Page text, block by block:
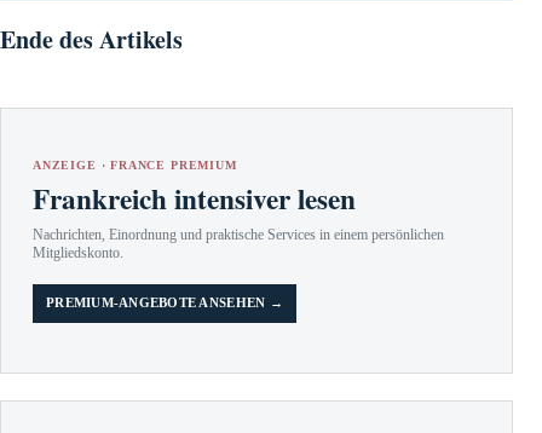
Ende des Artikels
ANZEIGE · FRANCE PREMIUM
Frankreich intensiver lesen
Nachrichten, Einordnung und praktische Services in einem persönlichen
Mitgliedskonto.
PREMIUM-ANGEBOTE ANSEHEN →